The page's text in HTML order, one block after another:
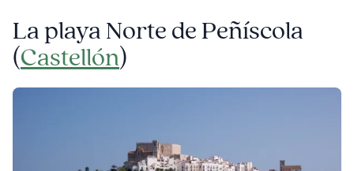
La playa Norte de Peñíscola
(Castellón)